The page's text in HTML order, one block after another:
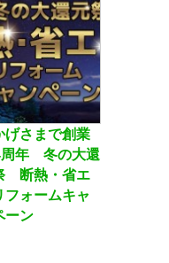
げさまで創業
周年 冬の大還
断熱・省エ
フォームキャ
ーン